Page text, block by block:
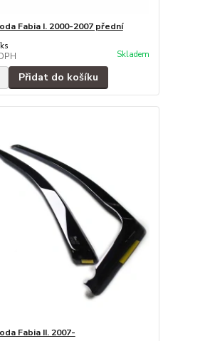
Fabia I. 2000-2007 přední
ks
Skladem
Přidat do košíku
Fabia II. 2007-